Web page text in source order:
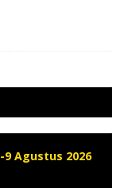
9 Agustus 2026